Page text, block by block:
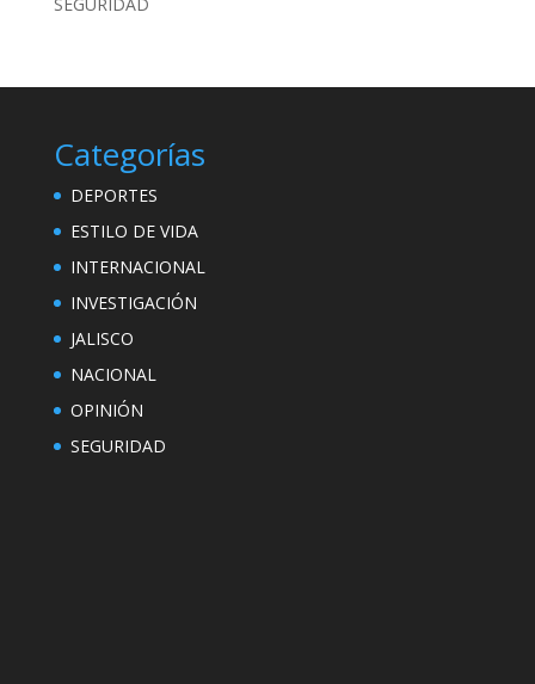
Categorías
DEPORTES
ESTILO DE VIDA
INTERNACIONAL
INVESTIGACIÓN
JALISCO
NACIONAL
OPINIÓN
SEGURIDAD